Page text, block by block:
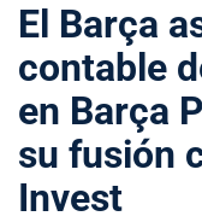
El Barça
contable
en Barça
su fusión
Invest